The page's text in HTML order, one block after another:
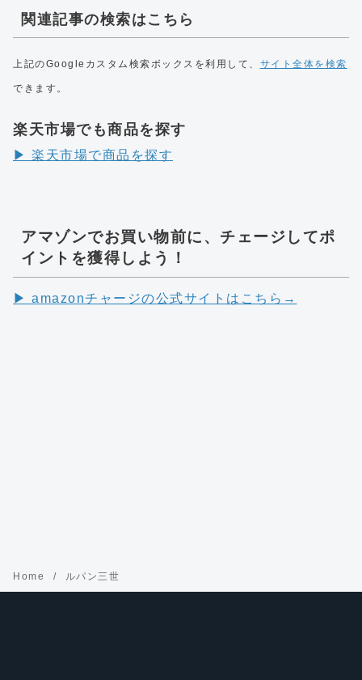
関連記事の検索はこちら
上記のGoogleカスタム検索ボックスを利用して、 サイト全体を検索
できます。
楽天市場でも商品を探す
▶︎ 楽天市場で商品を探す
アマゾンでお買い物前に、チェージしてポ
イントを獲得しよう！
▶︎ amazonチャージの公式サイトはこちら→
Home ルパン三世